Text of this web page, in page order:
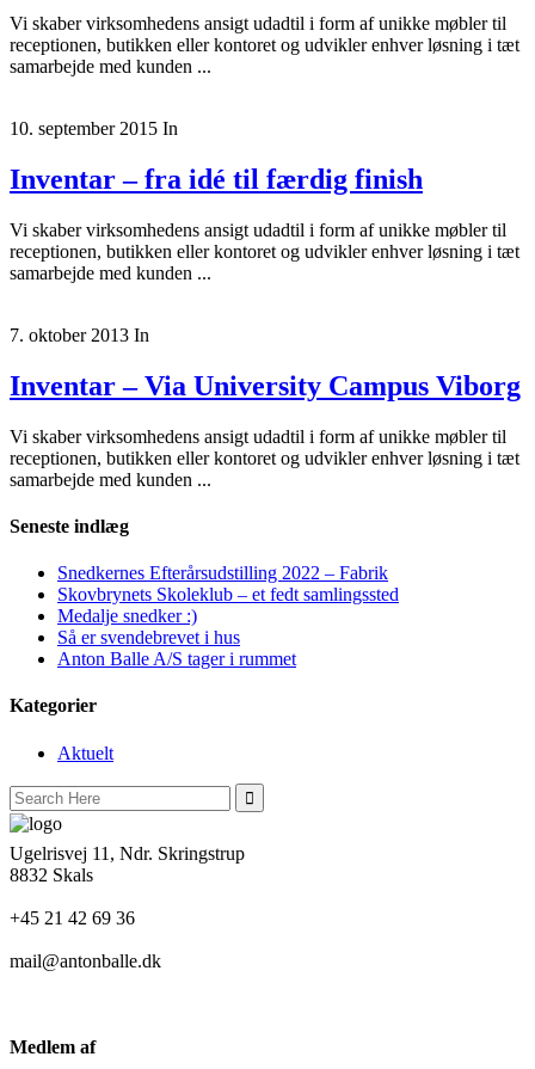
Vi skaber virksomhedens ansigt udadtil i form af unikke møbler til
receptionen, butikken eller kontoret og udvikler enhver løsning i tæt
samarbejde med kunden ...
10. september 2015 In
Inventar – fra idé til færdig finish
Vi skaber virksomhedens ansigt udadtil i form af unikke møbler til
receptionen, butikken eller kontoret og udvikler enhver løsning i tæt
samarbejde med kunden ...
7. oktober 2013 In
Inventar – Via University Campus Viborg
Vi skaber virksomhedens ansigt udadtil i form af unikke møbler til
receptionen, butikken eller kontoret og udvikler enhver løsning i tæt
samarbejde med kunden ...
Seneste indlæg
Snedkernes Efterårsudstilling 2022 – Fabrik
Skovbrynets Skoleklub – et fedt samlingssted
Medalje snedker :)
Så er svendebrevet i hus
Anton Balle A/S tager i rummet
Kategorier
Aktuelt
Search
for:
Ugelrisvej 11, Ndr. Skringstrup
8832 Skals
+45 21 42 69 36
mail@antonballe.dk
Medlem af